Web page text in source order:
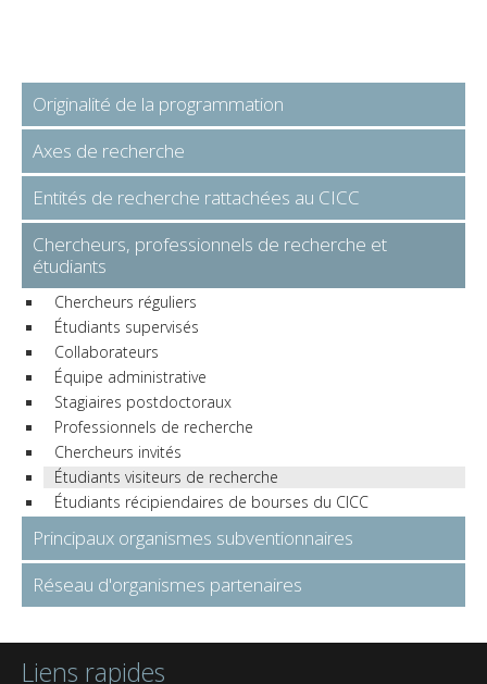
Originalité de la programmation
Axes de recherche
Entités de recherche rattachées au CICC
Chercheurs, professionnels de recherche et
étudiants
Chercheurs réguliers
Étudiants supervisés
Collaborateurs
Équipe administrative
Stagiaires postdoctoraux
Professionnels de recherche
Chercheurs invités
Étudiants visiteurs de recherche
Étudiants récipiendaires de bourses du CICC
Principaux organismes subventionnaires
Réseau d'organismes partenaires
Liens rapides